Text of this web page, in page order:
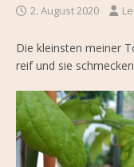
2. August 2020
Die kleinsten meiner
reif und sie